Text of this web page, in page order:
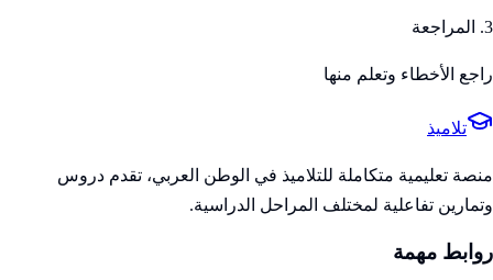
3. المراجعة
راجع الأخطاء وتعلم منها
تلاميذ
منصة تعليمية متكاملة للتلاميذ في الوطن العربي، تقدم دروس
وتمارين تفاعلية لمختلف المراحل الدراسية.
روابط مهمة